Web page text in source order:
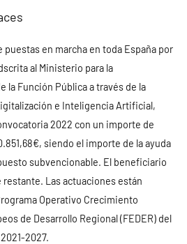
puestas en marcha en toda España por
al Ministerio para la
la Función Pública a través de la
e Inteligencia Artificial,
2022 con un importe de
siendo el importe de la ayuda
subvencionable. El beneficiario
Las actuaciones están
Operativo Crecimiento
de Desarrollo Regional (FEDER) del
2027.